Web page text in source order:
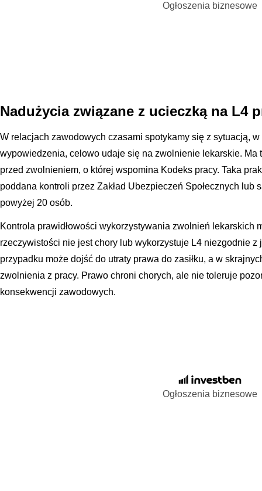
Ogłoszenia biznesowe
Nadużycia związane z ucieczką na L4
W relacjach zawodowych czasami spotykamy się z sytuacją,
wypowiedzenia, celowo udaje się na zwolnienie lekarskie. Ma
przed zwolnieniem, o której wspomina Kodeks pracy. Taka
poddana kontroli przez Zakład Ubezpieczeń Społecznych lub
powyżej 20 osób.
Kontrola prawidłowości wykorzystywania zwolnień lekarskich
rzeczywistości nie jest chory lub wykorzystuje L4 niezgodnie z
przypadku może dojść do utraty prawa do zasiłku, a w
zwolnienia z pracy. Prawo chroni chorych, ale nie toleruje
konsekwencji zawodowych.
Ogłoszenia biznesowe